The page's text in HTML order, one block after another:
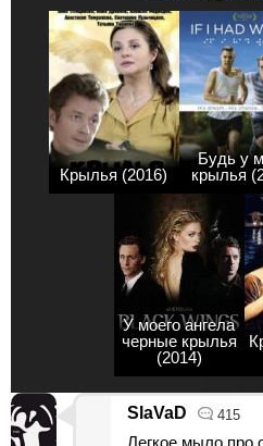
Крылья (2016)
Будь у
крылья
У моего ангела
черные крылья
(2014)
SlaVaD 415
Легкое мыло про